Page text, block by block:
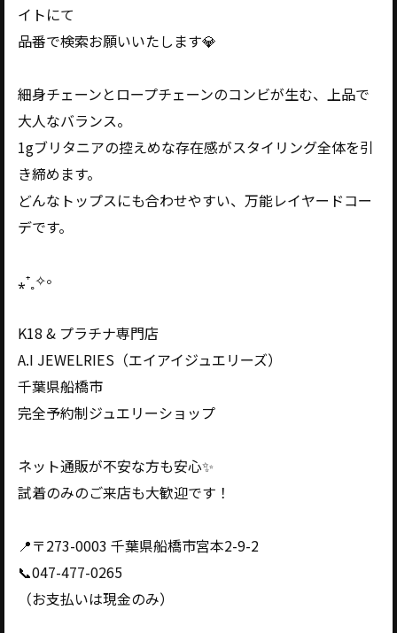
イトにて
品番で検索お願いいたします💎
細身チェーンとロープチェーンのコンビが生む、上品で
大人なバランス。
1gブリタニアの控えめな存在感がスタイリング全体を引
き締めます。
どんなトップスにも合わせやすい、万能レイヤードコー
デです。
⁎⁺˳✧༚
K18 & プラチナ専門店
A.I JEWELRIES（エイアイジュエリーズ）
千葉県船橋市
完全予約制ジュエリーショップ
ネット通販が不安な方も安心✨
試着のみのご来店も大歓迎です！
📍〒273-0003 千葉県船橋市宮本2-9-2
📞047-477-0265
（お支払いは現金のみ）